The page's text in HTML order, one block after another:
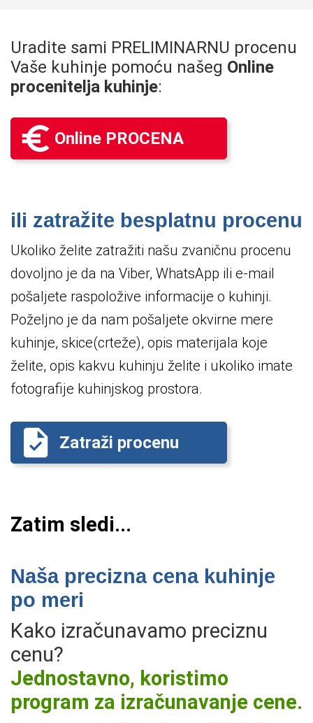
Uradite sami PRELIMINARNU procenu
Vaše kuhinje pomoću našeg Online
procenitelja kuhinje:
Online PROCENA
ili zatražite besplatnu procenu
Ukoliko želite zatražiti našu zvaničnu procenu
dovoljno je da na Viber, WhatsApp ili e-mail
pošaljete raspoložive informacije o kuhinji.
Poželjno je da nam pošaljete okvirne mere
kuhinje, skice(crteže), opis materijala koje
želite, opis kakvu kuhinju želite i ukoliko imate
fotografije kuhinjskog prostora.
Zatraži procenu
Zatim sledi...
Naša precizna cena kuhinje
po meri
Kako izračunavamo preciznu
cenu?
Jednostavno, koristimo
program za izračunavanje cene.